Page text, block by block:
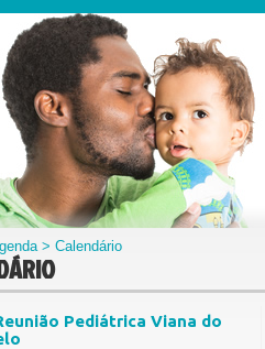
> Calendário
Pediátrica Viana do